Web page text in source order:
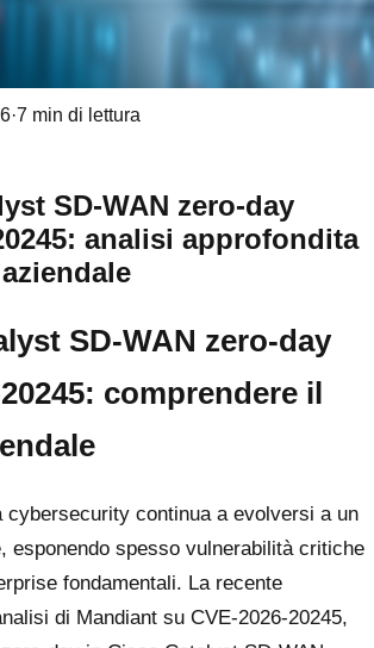
·7 min di lettura
SD-WAN zero-day
analisi approfondita
SD-WAN zero-day
comprendere il
cybersecurity continua a evolversi a un
esponendo spesso vulnerabilità critiche
fondamentali. La recente
di Mandiant su CVE-2026-20245,